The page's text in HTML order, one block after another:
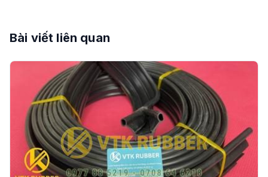
Bài viết liên quan